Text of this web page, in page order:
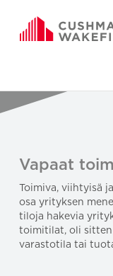
Vapaat
Toimiva, viihtyisä
osa yrityksen
tiloja hakevia
toimitilat, oli sitten
varastotila tai